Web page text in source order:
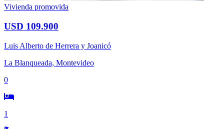
Vivienda promovida
USD 109.900
Luis Alberto de Herrera y Joanicó
La Blanqueada, Montevideo
0
1